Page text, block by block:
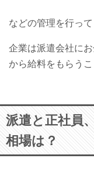
などの管理を行って
企業は派遣会社に
から給料をもらう
派遣と正社員
相場は？